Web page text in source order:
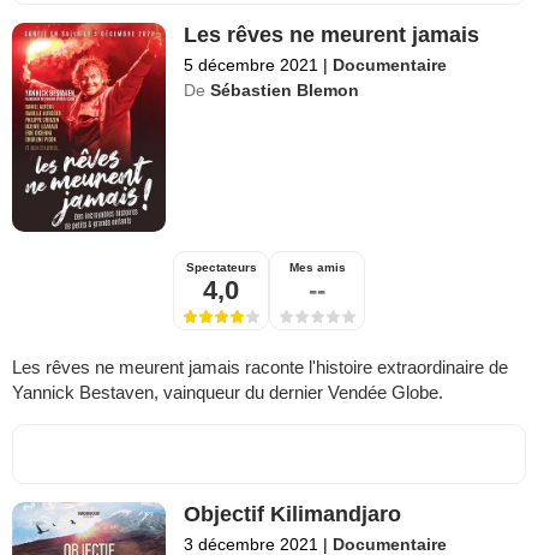
Les rêves ne meurent jamais
5 décembre 2021 | Documentaire
De Sébastien Blemon
Spectateurs
4,0
Mes amis
--
Les rêves ne meurent jamais raconte l'histoire extraordinaire de
Yannick Bestaven, vainqueur du dernier Vendée Globe.
Objectif Kilimandjaro
3 décembre 2021 | Documentaire